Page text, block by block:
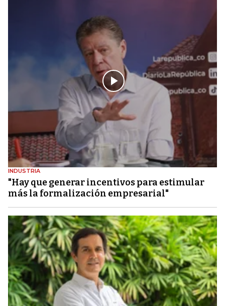
INDUSTRIA
"Hay que generar incentivos para estimular
más la formalización empresarial"